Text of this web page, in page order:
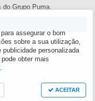
do Grupo Puma.
assegurar o bom
sobre a sua utilização,
personalizada
obter mais
.
ACEITAR